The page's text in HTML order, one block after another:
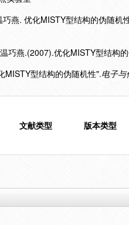
巧燕. 优化MISTY型结构的伪随
巧燕.(2007).优化MISTY型结构
MISTY型结构的伪随机性".电子与
文献类型
版本类型